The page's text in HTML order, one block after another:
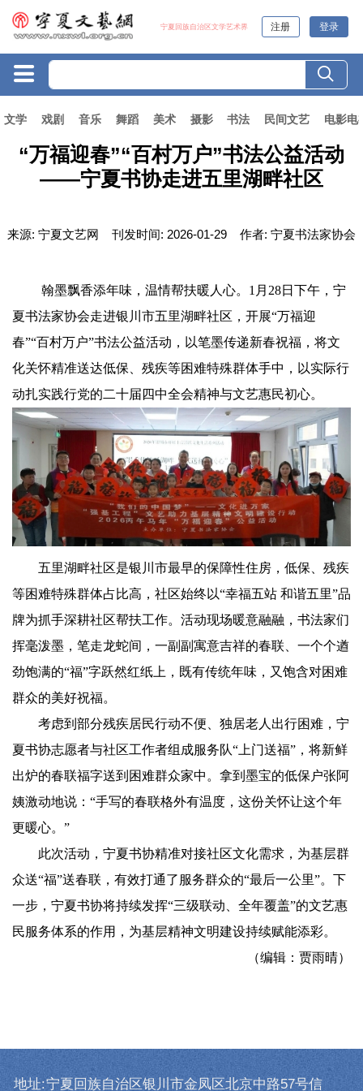
宁夏回族自治区文学艺术界 注册 登录
文学 戏剧 音乐 舞蹈 美术 摄影 书法 民间文艺 电影电
“万福迎春”“百村万户”书法公益活动
——宁夏书协走进五里湖畔社区
来源: 宁夏文艺网 刊发时间: 2026-01-29 作者: 宁夏书法家协会
翰墨飘香添年味，温情帮扶暖人心。1月28日下午，宁
夏书法家协会走进银川市五里湖畔社区，开展“万福迎
春”“百村万户”书法公益活动，以笔墨传递新春祝福，将文
化关怀精准送达低保、残疾等困难特殊群体手中，以实际行
动扎实践行党的二十届四中全会精神与文艺惠民初心。
五里湖畔社区是银川市最早的保障性住房，低保、残疾
等困难特殊群体占比高，社区始终以“幸福五站 和谐五里”品
牌为抓手深耕社区帮扶工作。活动现场暖意融融，书法家们
挥毫泼墨，笔走龙蛇间，一副副寓意吉祥的春联、一个个遒
劲饱满的“福”字跃然红纸上，既有传统年味，又饱含对困难
群众的美好祝福。
考虑到部分残疾居民行动不便、独居老人出行困难，宁
夏书协志愿者与社区工作者组成服务队“上门送福”，将新鲜
出炉的春联福字送到困难群众家中。拿到墨宝的低保户张阿
姨激动地说：“手写的春联格外有温度，这份关怀让这个年
更暖心。”
此次活动，宁夏书协精准对接社区文化需求，为基层群
众送“福”送春联，有效打通了服务群众的“最后一公里”。下
一步，宁夏书协将持续发挥“三级联动、全年覆盖”的文艺惠
民服务体系的作用，为基层精神文明建设持续赋能添彩。
（编辑：贾雨晴）
地址:宁夏回族自治区银川市金凤区北京中路57号信